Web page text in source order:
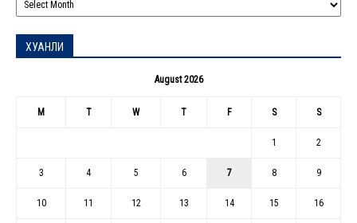
АРХИВ
ХУАНЛИ
August 2026
M T W T F S S
1 2
3 4 5 6 7 8 9
10 11 12 13 14 15 16